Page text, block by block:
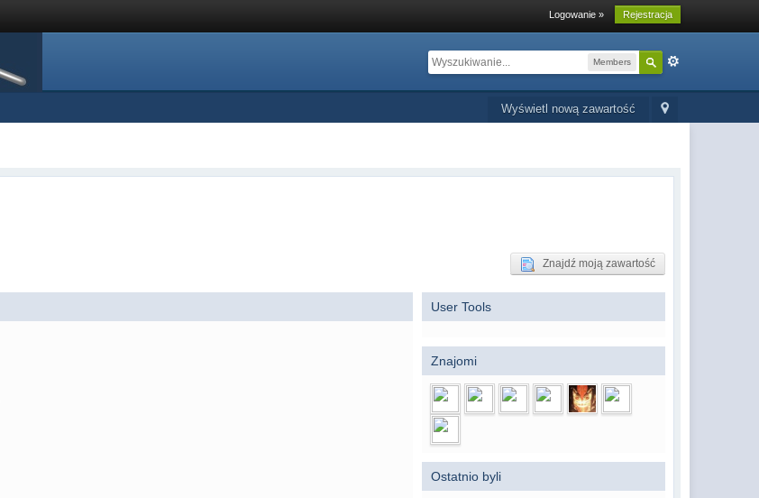
Logowanie » Rejestracja
Members
Wyświetl nową zawartość
Znajdź moją zawartość
User Tools
Znajomi
Ostatnio byli